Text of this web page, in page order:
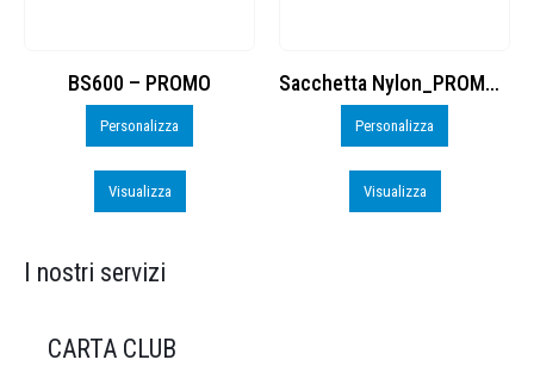
Personalizza
Visualizza
Run
Visualizza
I nostri servizi
CARTA CLUB